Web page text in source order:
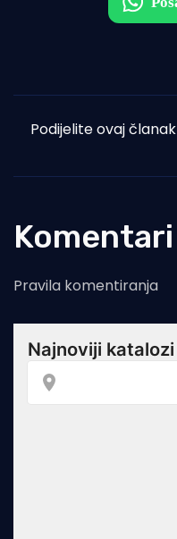
Podijelite ovaj članak
Komentari
Pravila komentiranja